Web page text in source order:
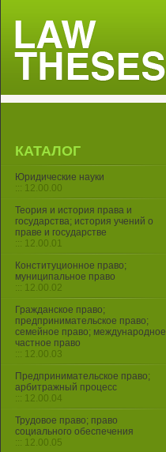
КАТАЛОГ
Юридические науки
::: 12.00.00
Теория и история права и
государства; история учений о
праве и государстве
::: 12.00.01
Конституционное право;
муниципальное право
::: 12.00.02
Гражданское право;
предпринимательское право;
семейное право; международное
частное право
::: 12.00.03
Предпринимательское право;
арбитражный процесс
::: 12.00.04
Трудовое право; право
социального обеспечения
::: 12.00.05